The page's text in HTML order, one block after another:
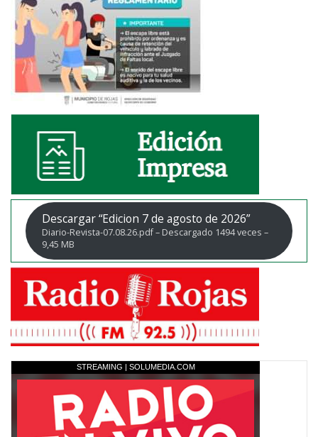
Descargar “Edicion 7 de agosto de 2026”
Diario-Revista-07.08.26.pdf – Descargado 1494 veces –
9,45 MB